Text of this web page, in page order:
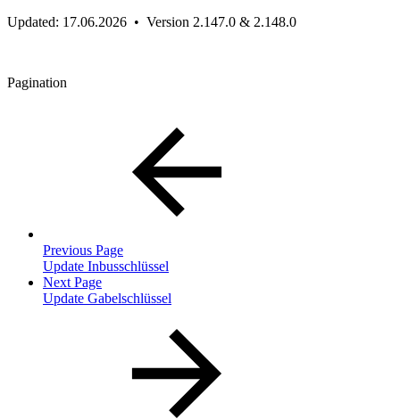
Updated: 17.06.2026 • Version 2.147.0 & 2.148.0
Pagination
Previous Page
Update Inbusschlüssel
Next Page
Update Gabelschlüssel